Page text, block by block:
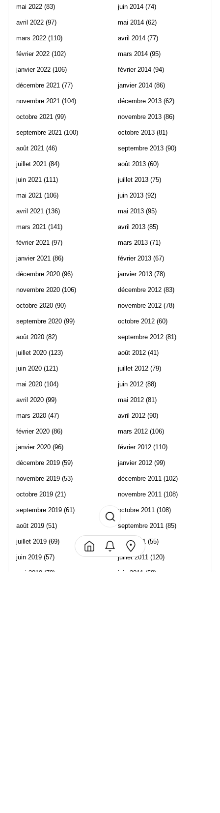
mai 2022 (83)
avril 2022 (97)
mars 2022 (110)
février 2022 (102)
janvier 2022 (106)
décembre 2021 (77)
novembre 2021 (104)
octobre 2021 (99)
septembre 2021 (100)
août 2021 (46)
juillet 2021 (84)
juin 2021 (111)
mai 2021 (106)
avril 2021 (136)
mars 2021 (141)
février 2021 (97)
janvier 2021 (86)
décembre 2020 (96)
novembre 2020 (106)
octobre 2020 (90)
septembre 2020 (99)
août 2020 (82)
juillet 2020 (123)
juin 2020 (121)
mai 2020 (104)
avril 2020 (99)
mars 2020 (47)
février 2020 (86)
janvier 2020 (96)
décembre 2019 (59)
novembre 2019 (53)
octobre 2019 (21)
septembre 2019 (61)
août 2019 (51)
juillet 2019 (69)
juin 2019 (57)
mai 2019 (70)
juin 2014 (74)
mai 2014 (62)
avril 2014 (77)
mars 2014 (95)
février 2014 (94)
janvier 2014 (86)
décembre 2013 (62)
novembre 2013 (86)
octobre 2013 (81)
septembre 2013 (90)
août 2013 (60)
juillet 2013 (75)
juin 2013 (92)
mai 2013 (95)
avril 2013 (85)
mars 2013 (71)
février 2013 (67)
janvier 2013 (78)
décembre 2012 (83)
novembre 2012 (78)
octobre 2012 (60)
septembre 2012 (81)
août 2012 (41)
juillet 2012 (79)
juin 2012 (88)
mai 2012 (81)
avril 2012 (90)
mars 2012 (106)
février 2012 (110)
janvier 2012 (99)
décembre 2011 (102)
novembre 2011 (108)
octobre 2011 (108)
septembre 2011 (85)
août 2011 (55)
juillet 2011 (120)
juin 2011 (58)